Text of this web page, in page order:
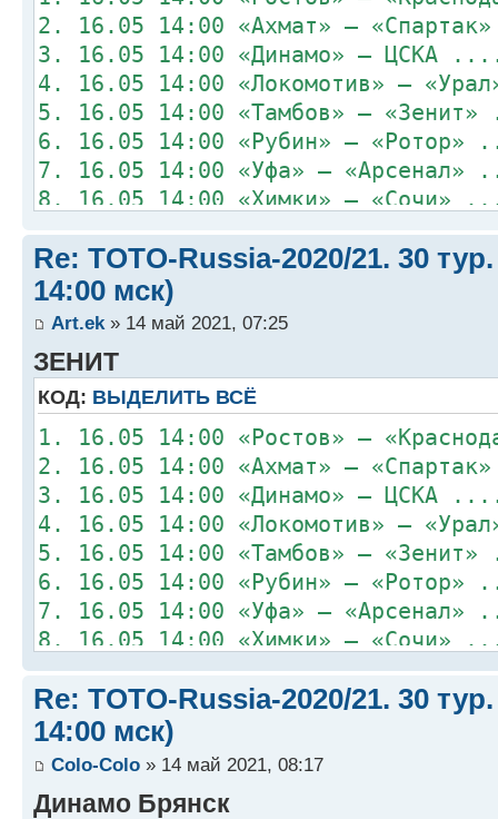
2. 16.05 14:00 «Ахмат» –
3. 16.05 14:00 «Динамо» –
4. 16.05 14:00 «Локомотив» –
5. 16.05 14:00 «Тамбов» –
6. 16.05 14:00 «Рубин» –
7. 16.05 14:00 «Уфа» –
8. 16.05 14:00 «Химки» –
Re: TOTO-Russia-2020/21. 30
14:00 мск)
Art.ek» 14 май 2021, 07:25
ЗЕНИТ
КОД: ВЫДЕЛИТЬ ВСЁ
1. 16.05 14:00 «Ростов» –
2. 16.05 14:00 «Ахмат» –
3. 16.05 14:00 «Динамо» –
4. 16.05 14:00 «Локомотив» –
5. 16.05 14:00 «Тамбов» –
6. 16.05 14:00 «Рубин» –
7. 16.05 14:00 «Уфа» –
8. 16.05 14:00 «Химки» –
Re: TOTO-Russia-2020/21. 30
14:00 мск)
Colo-Colo » 14 май 2021, 08:17
Динамо Брянск